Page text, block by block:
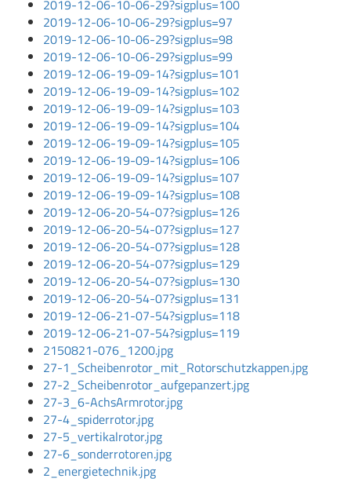
2019-12-06-10-06-29?sigplus=100
2019-12-06-10-06-29?sigplus=97
2019-12-06-10-06-29?sigplus=98
2019-12-06-10-06-29?sigplus=99
2019-12-06-19-09-14?sigplus=101
2019-12-06-19-09-14?sigplus=102
2019-12-06-19-09-14?sigplus=103
2019-12-06-19-09-14?sigplus=104
2019-12-06-19-09-14?sigplus=105
2019-12-06-19-09-14?sigplus=106
2019-12-06-19-09-14?sigplus=107
2019-12-06-19-09-14?sigplus=108
2019-12-06-20-54-07?sigplus=126
2019-12-06-20-54-07?sigplus=127
2019-12-06-20-54-07?sigplus=128
2019-12-06-20-54-07?sigplus=129
2019-12-06-20-54-07?sigplus=130
2019-12-06-20-54-07?sigplus=131
2019-12-06-21-07-54?sigplus=118
2019-12-06-21-07-54?sigplus=119
2150821-076_1200.jpg
27-1_Scheibenrotor_mit_Rotorschutzkappen.jpg
27-2_Scheibenrotor_aufgepanzert.jpg
27-3_6-AchsArmrotor.jpg
27-4_spiderrotor.jpg
27-5_vertikalrotor.jpg
27-6_sonderrotoren.jpg
2_energietechnik.jpg